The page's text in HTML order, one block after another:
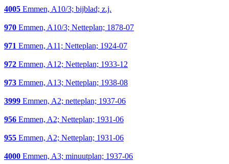
4005 Emmen, A10/3; bijblad; z.j.
970 Emmen, A10/3; Netteplan; 1878-07
971 Emmen, A11; Netteplan; 1924-07
972 Emmen, A12; Netteplan; 1933-12
973 Emmen, A13; Netteplan; 1938-08
3999 Emmen, A2; netteplan; 1937-06
956 Emmen, A2; Netteplan; 1931-06
955 Emmen, A2; Netteplan; 1931-06
4000 Emmen, A3; minuutplan; 1937-06